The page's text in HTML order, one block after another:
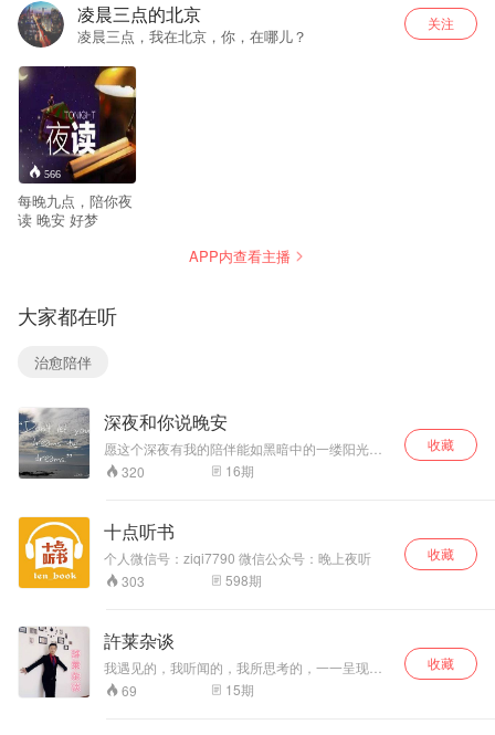
凌晨三点的北京
凌晨三点，我在北京，你，在哪儿？
关注
566
每晚九点，陪你夜
读 晚安 好梦
APP内查看主播
大家都在听
治愈陪伴
深夜和你说晚安
愿这个深夜有我的陪伴能如黑暗中的一缕阳光给
你一丝的安慰。
320 16期
收藏
十点听书
个人微信号：ziqi7790 微信公众号：晚上夜听
303
598期
收藏
許莱杂谈
我遇见的，我听闻的，我所思考的，一一呈现给
善听的你……
69 15期
收藏